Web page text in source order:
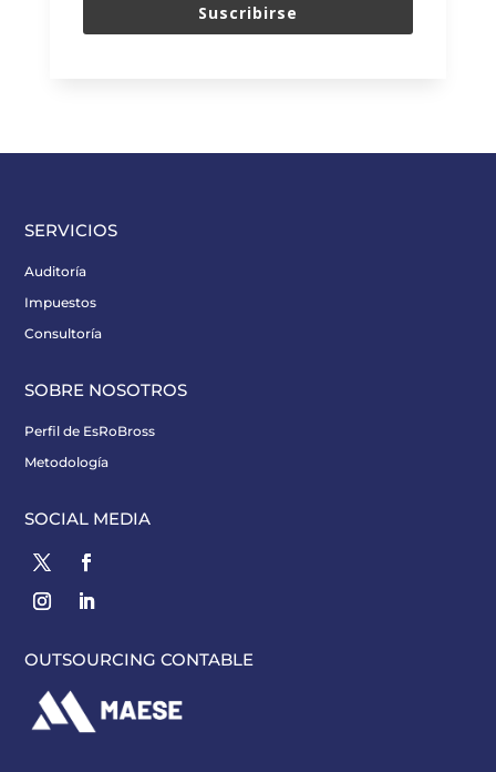
Suscribirse
SERVICIOS
Auditoría
Impuestos
Consultoría
SOBRE NOSOTROS
Perfil de EsRoBross
Metodología
SOCIAL MEDIA
OUTSOURCING CONTABLE